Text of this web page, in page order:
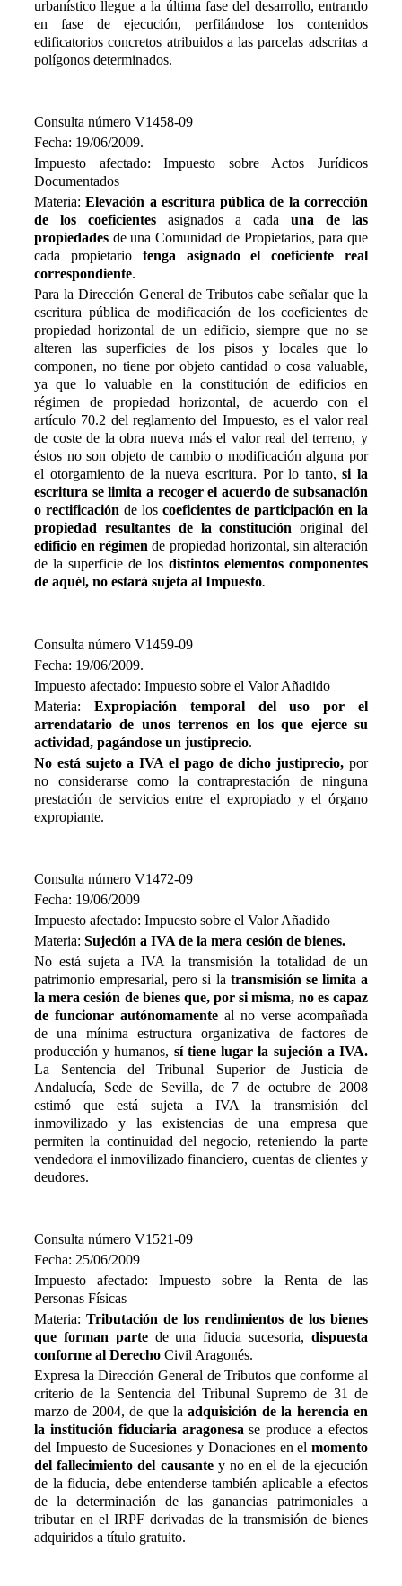
urbanístico llegue a la última fase del desarrollo, entrando
en fase de ejecución, perfilándose los contenidos
edificatorios concretos atribuidos a las parcelas adscritas a
polígonos determinados.
Consulta número V1458-09
Fecha: 19/06/2009.
Impuesto afectado: Impuesto sobre Actos Jurídicos
Documentados
Materia:Elevación a escritura pública de la corrección
de los coeficientes asignados a cada una de las
propiedades de una Comunidad de Propietarios, para que
cada propietario tenga asignado el coeficiente real
correspondiente.
Para la Dirección General de Tributos cabe señalar que la
escritura pública de modificación de los coeficientes de
propiedad horizontal de un edificio, siempre que no se
alteren las superficies de los pisos y locales que lo
componen, no tiene por objeto cantidad o cosa valuable,
ya que lo valuable en la constitución de edificios en
régimen de propiedad horizontal, de acuerdo con el
artículo 70.2 del reglamento del Impuesto, es el valor real
de coste de la obra nueva más el valor real del terreno, y
éstos no son objeto de cambio o modificación alguna por
el otorgamiento de la nueva escritura. Por lo tanto,si la
escritura se limita a recoger el acuerdo de subsanación
o rectificación de los coeficientes de participación en la
propiedad resultantes de la constitución original del
edificio en régimen de propiedad horizontal, sin alteración
de la superficie de los distintos elementos componentes
de aquél, no estará sujeta al Impuesto.
Consulta número V1459-09
Fecha: 19/06/2009.
Impuesto afectado: Impuesto sobre el Valor Añadido
Materia: Expropiación temporal del uso por el
arrendatario de unos terrenos en los que ejerce su
actividad, pagándose un justiprecio.
No está sujeto a IVA el pago de dicho justiprecio, por
no considerarse como la contraprestación de ninguna
prestación de servicios entre el expropiado y el órgano
expropiante.
Consulta número V1472-09
Fecha: 19/06/2009
Impuesto afectado: Impuesto sobre el Valor Añadido
Materia: Sujeción a IVA de la mera cesión de bienes.
No está sujeta a IVA la transmisión la totalidad de un
patrimonio empresarial, pero si la transmisión se limita a
la mera cesión de bienes que, por si misma, no es capaz
de funcionar autónomamente al no verse acompañada
de una mínima estructura organizativa de factores de
producción y humanos, sí tiene lugar la sujeción a IVA.
La Sentencia del Tribunal Superior de Justicia de
Andalucía, Sede de Sevilla, de 7 de octubre de 2008
estimó que está sujeta a IVA la transmisión del
inmovilizado y las existencias de una empresa que
permiten la continuidad del negocio, reteniendo la parte
vendedora el inmovilizado financiero, cuentas de clientes y
deudores.
Consulta número V1521-09
Fecha: 25/06/2009
Impuesto afectado: Impuesto sobre la Renta de las
Personas Físicas
Materia: Tributación de los rendimientos de los bienes
que forman parte de una fiducia sucesoria,dispuesta
conforme al Derecho Civil Aragonés.
Expresa la Dirección General de Tributos que conforme al
criterio de la Sentencia del Tribunal Supremo de 31 de
marzo de 2004, de que laadquisición de la herencia en
la institución fiduciaria aragonesase produce a efectos
del Impuesto de Sucesiones y Donaciones en el momento
del fallecimiento del causantey no en el de la ejecución
de la fiducia, debe entenderse también aplicable a efectos
de la determinación de las ganancias patrimoniales a
tributar en el IRPF derivadas de la transmisión de bienes
adquiridos a título gratuito.